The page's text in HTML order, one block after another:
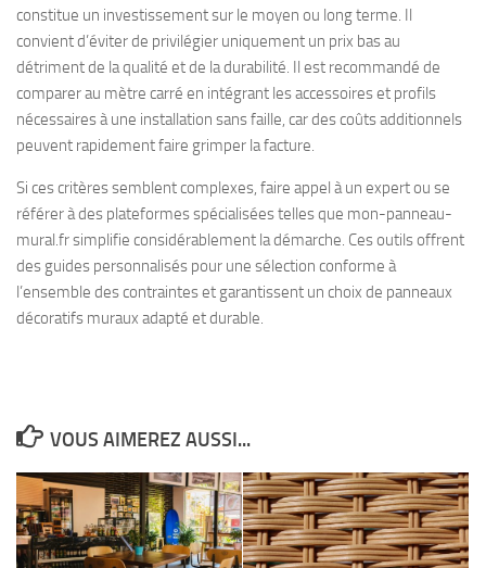
constitue un investissement sur le moyen ou long terme. Il
convient d’éviter de privilégier uniquement un prix bas au
détriment de la qualité et de la durabilité. Il est recommandé de
comparer au mètre carré en intégrant les accessoires et profils
nécessaires à une installation sans faille, car des coûts additionnels
peuvent rapidement faire grimper la facture.
Si ces critères semblent complexes, faire appel à un expert ou se
référer à des plateformes spécialisées telles que mon-panneau-
mural.fr simplifie considérablement la démarche. Ces outils offrent
des guides personnalisés pour une sélection conforme à
l’ensemble des contraintes et garantissent un choix de panneaux
décoratifs muraux adapté et durable.
VOUS AIMEREZ AUSSI...